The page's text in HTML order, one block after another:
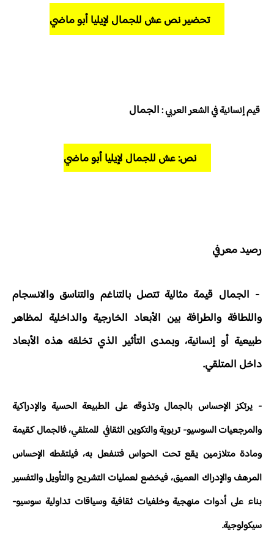
تحضير نص عش للجمال لإيليا أبو ماضي
قيم إنسانية في الشعر العربي :الجمال
نص: عش للجمال لإيليا أبو ماضي
رصيد معرفي
- الجمال قيمة مثالية تتصل بالتناغم والتناسق والانسجام
واللطافة والطرافة بين الأبعاد الخارجية والداخلية لمظاهر
طبيعية أو إنسانية، وبمدى التأثير الذي تخلقه هذه الأبعاد
داخل المتلقي.
- يرتكز الإحساس بالجمال وتذوقه على الطبيعة الحسية والإدراكية
والمرجعيات السوسيو- تربوية والتكوين الثقافي للمتلقي، فالجمال كقيمة
ومادة متلازمين يقع تحت الحواس فتنفعل به، فيلتقطه الإحساس
المرهف والإدراك العميق، فيخضع لعمليات التشريح والتأويل والتفسير
بناء على أدوات منهجية وخلفيات ثقافية وسياقات تداولية سوسيو-
سيكولوجية.